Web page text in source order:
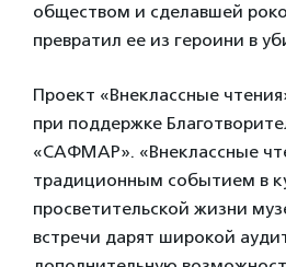
обществом и сделавшей
превратил ее из героини в
Проект «Внеклассные
при поддержке
«САФМАР». «Внеклассные
традиционным событием в
просветительской жизни
встречи дарят широкой